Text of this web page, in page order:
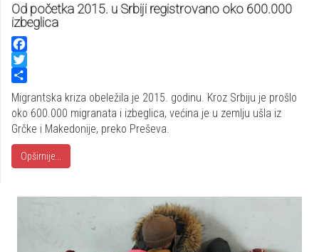
Od početka 2015. u Srbiji registrovano oko 600.000
izbeglica
Facebook
Twitter
Share
Migrantska kriza obeležila je 2015. godinu. Kroz Srbiju je prošlo
oko 600.000 migranata i izbeglica, većina je u zemlju ušla iz
Grčke i Makedonije, preko Preševa.
Opširnije...